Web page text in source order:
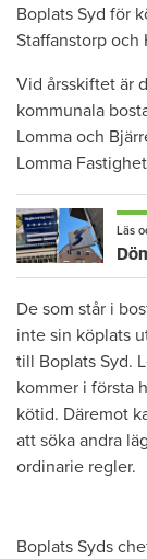
Boplats Syd för
Staffanstorp och
Vid årsskiftet är
kommunala
Lomma och
Lomma
Läs
De som står i
inte sin köplats
till Boplats Syd.
kommer i första
kötid. Däremot
att söka andra
ordinarie regler.
Boplats Syds